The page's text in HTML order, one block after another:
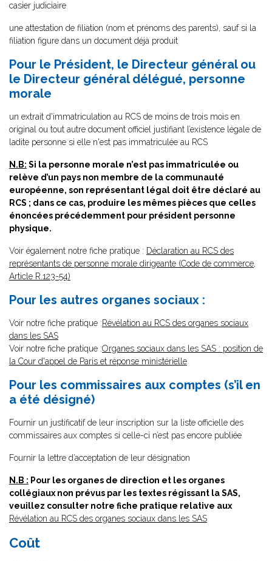
casier judiciaire
une attestation de filiation (nom et prénoms des parents), sauf si la
filiation figure dans un document déjà produit
Pour le Président, le Directeur général ou
le Directeur général délégué, personne
morale
un extrait d'immatriculation au RCS de moins de trois mois en
original ou tout autre document officiel justifiant l’existence légale de
ladite personne si elle n'est pas immatriculée au RCS
N.B: Si la personne morale n’est pas immatriculée ou
relève d’un pays non membre de la communauté
européenne, son représentant légal doit être déclaré au
RCS ; dans ce cas, produire les mêmes pièces que celles
énoncées précédemment pour président personne
physique.
Voir également notre fiche pratique : Déclaration au RCS des
représentants de personne morale dirigeante (Code de commerce,
Article R.123-54)
Pour les autres organes sociaux :
Voir notre fiche pratique :Révélation au RCS des organes sociaux
dans les SAS
Voir notre fiche pratique :Organes sociaux dans les SAS : position de
la Cour d'appel de Paris et réponse ministérielle
Pour les commissaires aux comptes (s’il en
a été désigné)
Fournir un justificatif de leur inscription sur la liste officielle des
commissaires aux comptes si celle-ci n’est pas encore publiée
Fournir la lettre d’acceptation de leur désignation
N.B : Pour les organes de direction et les organes
collégiaux non prévus par les textes régissant la SAS,
veuillez consulter notre fiche pratique relative aux
Révélation au RCS des organes sociaux dans les SAS
Coût